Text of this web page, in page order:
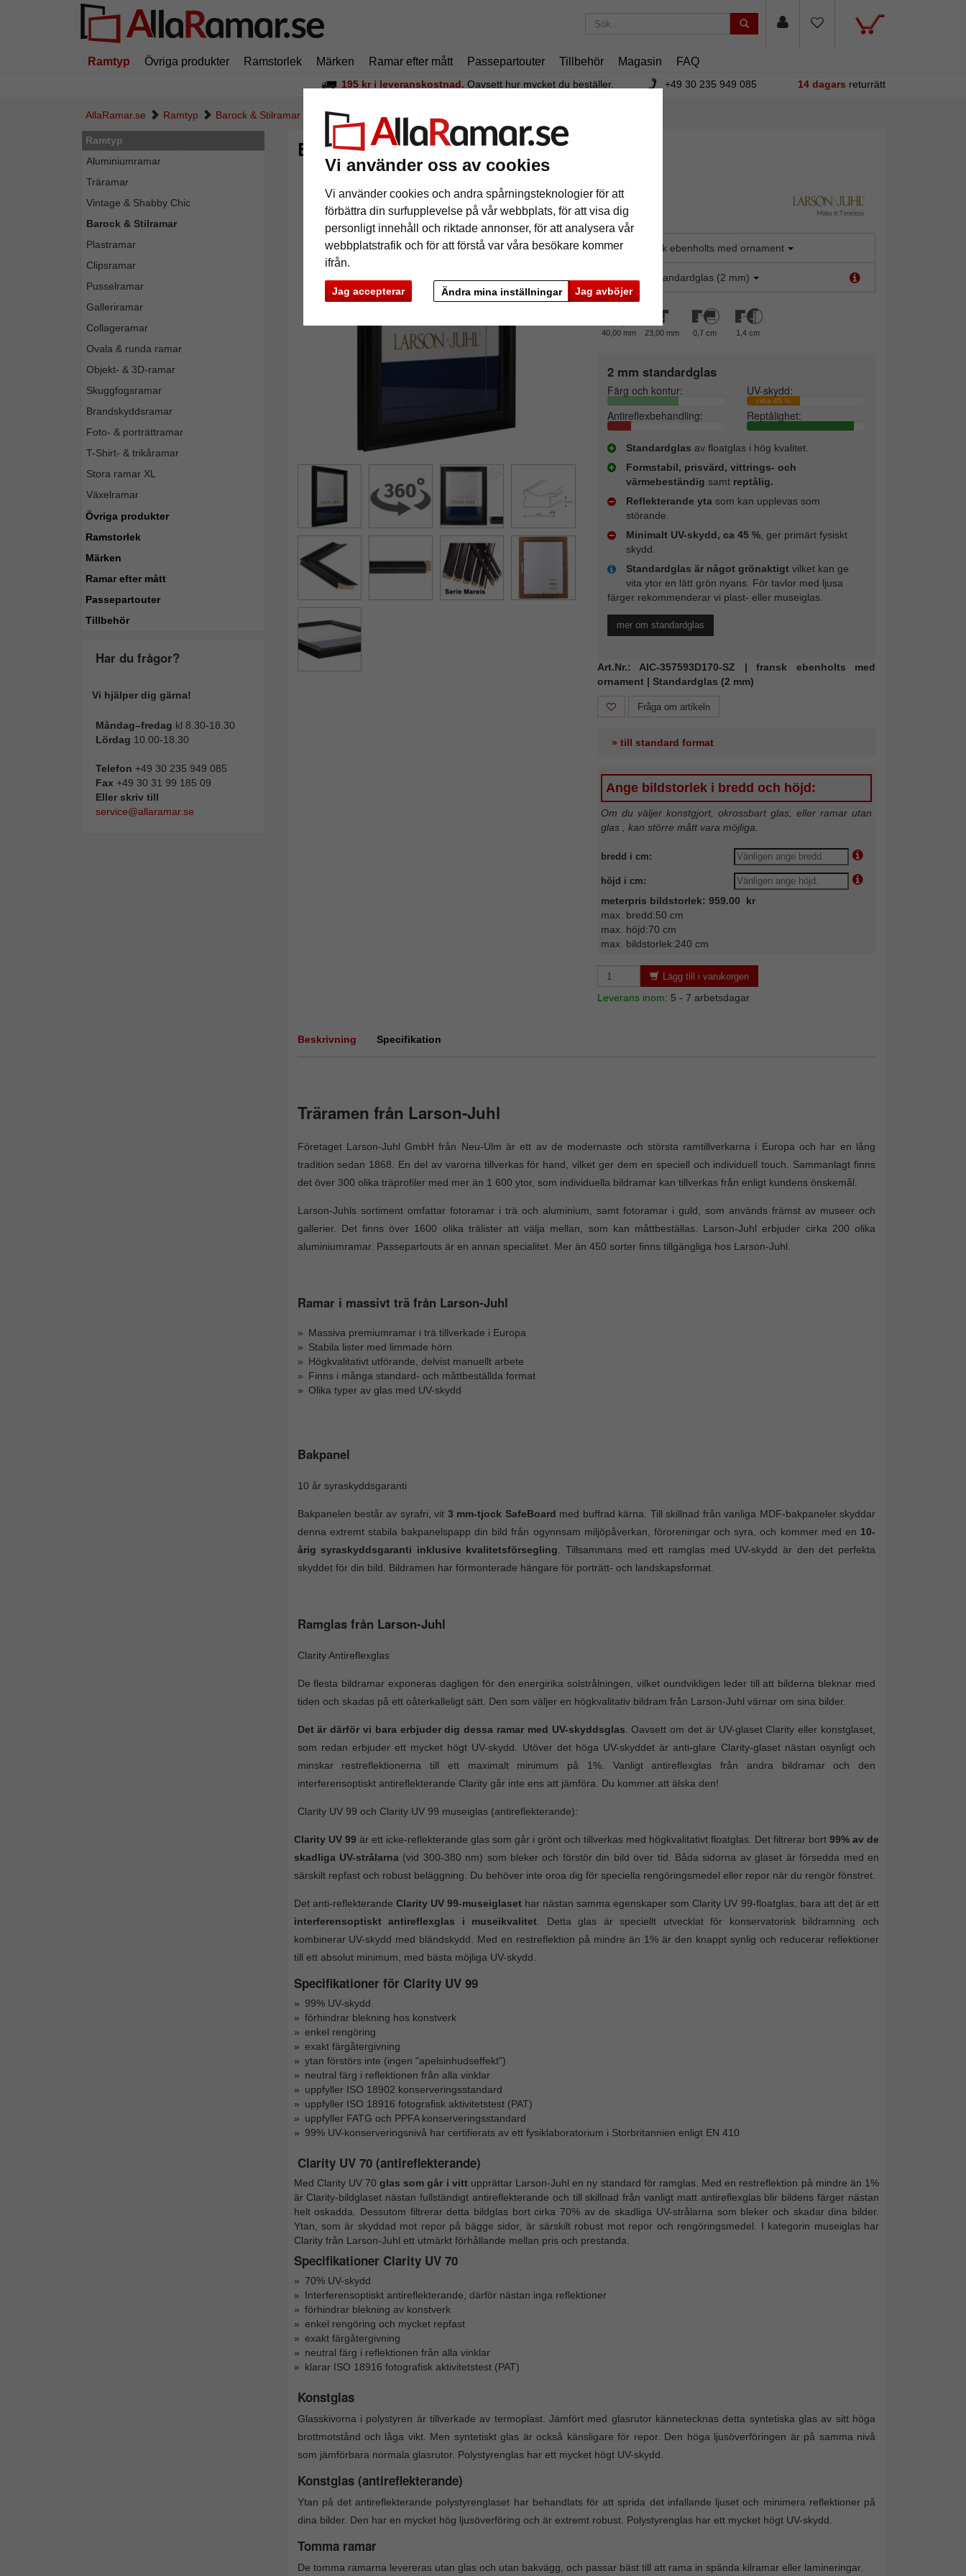
Vi använder oss av cookies
Vi använder cookies och andra spårningsteknologier för att
förbättra din surfupplevelse på vår webbplats, för att visa dig
personligt innehåll och riktade annonser, för att analysera vår
webbplatstrafik och för att förstå var våra besökare kommer
ifrån.
Jag accepterar Jag avböjer
Ändra mina inställningar
Ramtyp Övriga produkter Ramstorlek Märken Ramar efter mått Passepartouter Tillbehör Magasin FAQ
195 kr i leveranskostnad. Oavsett hur mycket du beställer. +49 30 235 949 085 14 dagars returrätt
AllaRamar.se Ramtyp Barock & Stilramar Barockram MAREIS 4 - måttbeställd
Ramtyp
Aluminiumramar
Träramar
Vintage & Shabby Chic
Barock & Stilramar
Plastramar
Clipsramar
Pusselramar
Galleriramar
Collageramar
Ovala & runda ramar
Objekt- & 3D-ramar
Skuggfogsramar
Brandskyddsramar
Foto- & porträttramar
T-Shirt- & trikåramar
Stora ramar XL
Växelramar
Övriga produkter
Ramstorlek
Märken
Ramar efter mått
Passepartouter
Tillbehör
Har du frågor?
Vi hjälper dig gärna!
Måndag–fredag kl 8.30-18.30
Lördag 10.00-18.30
Telefon +49 30 235 949 085
Fax +49 30 31 99 185 09
Eller skriv till
service@allaramar.se
Barockram MAREIS 4 - måttbeställd
färg: fransk ebenholts med ornament
Standardglas (2 mm)
40,00 mm 23,00 mm 0,7 cm 1,4 cm
2 mm standardglas
Färg och kontur: UV-skydd:
cirka 45 %
Antireflexbehandling: Reptålighet:
Standardglas av floatglas i hög kvalitet.
Formstabil, prisvärd, vittrings- och
värmebeständig samt reptålig.
Reflekterande yta som kan upplevas som
störande.
Minimalt UV-skydd, ca 45 %, ger primärt fysiskt
skydd.
Standardglas är något grönaktigtvilket kan ge
vita ytor en lätt grön nyans. För tavlor med ljusa
färger rekommenderar vi plast- eller museiglas.
mer om standardglas
Art.Nr.: AIC-357593D170-SZ | fransk ebenholts med
ornament | Standardglas (2 mm)
Fråga om artikeln
» till standard format
Ange bildstorlek i bredd och höjd:
Om du väljer konstgjort, okrossbart glas, eller ramar utan
glas , kan större mått vara möjliga.
bredd i cm:
höjd i cm:
meterpris bildstorlek: 959.00 kr
max. bredd:50 cm
max. höjd:70 cm
max. bildstorlek:240 cm
Lägg till i varukorgen
Leverans inom: 5 - 7 arbetsdagar
Beskrivning Specifikation
Träramen från Larson-Juhl
Företaget Larson-Juhl GmbH från Neu-Ulm är ett av de modernaste och största ramtillverkarna i Europa och har en lång
tradition sedan 1868. En del av varorna tillverkas för hand, vilket ger dem en speciell och individuell touch. Sammanlagt finns
det över 300 olika träprofiler med mer än 1 600 ytor, som individuella bildramar kan tillverkas från enligt kundens önskemål.
Larson-Juhls sortiment omfattar fotoramar i trä och aluminium, samt fotoramar i guld, som används främst av museer och
gallerier. Det finns över 1600 olika trälister att välja mellan, som kan måttbeställas. Larson-Juhl erbjuder cirka 200 olika
aluminiumramar. Passepartouts är en annan specialitet. Mer än 450 sorter finns tillgängliga hos Larson-Juhl.
Ramar i massivt trä från Larson-Juhl
Massiva premiumramar i trä tillverkade i Europa
Stabila lister med limmade hörn
Högkvalitativt utförande, delvist manuellt arbete
Finns i många standard- och måttbeställda format
Olika typer av glas med UV-skydd
Bakpanel
10 år syraskyddsgaranti
Bakpanelen består av syrafri, vit 3 mm-tjock SafeBoard med buffrad kärna. Till skillnad från vanliga MDF-bakpaneler skyddar
denna extremt stabila bakpanelspapp din bild från ogynnsam miljöpåverkan, föroreningar och syra, och kommer med en 10-
årig syraskyddsgaranti inklusive kvalitetsförsegling . Tillsammans med ett ramglas med UV-skydd är den det perfekta
skyddet för din bild. Bildramen har förmonterade hängare för porträtt- och landskapsformat.
Ramglas från Larson-Juhl
Clarity Antireflexglas
De flesta bildramar exponeras dagligen för den energirika solstrålningen, vilket oundvikligen leder till att bilderna bleknar med
tiden och skadas på ett oåterkalleligt sätt. Den som väljer en högkvalitativ bildram från Larson-Juhl värnar om sina bilder.
Det är därför vi bara erbjuder dig dessa ramar med UV-skyddsglas . Oavsett om det är UV-glaset Clarity eller konstglaset,
som redan erbjuder ett mycket högt UV-skydd. Utöver det höga UV-skyddet är anti-glare Clarity-glaset nästan osynligt och
minskar restreflektionerna till ett maximalt minimum på 1%. Vanligt antireflexglas från andra bildramar och den
interferensoptiskt antireflekterande Clarity går inte ens att jämföra. Du kommer att älska den!
Clarity UV 99 och Clarity UV 99 museiglas (antireflekterande):
Clarity UV 99 är ett icke-reflekterande glas som går i grönt och tillverkas med högkvalitativt floatglas. Det filtrerar bort 99% av de
skadliga UV-strålarna (vid 300-380 nm) som bleker och förstör din bild över tid. Båda sidorna av glaset är försedda med en
särskilt repfast och robust beläggning. Du behöver inte oroa dig för speciella rengöringsmedel eller repor när du rengör fönstret.
Det anti-reflekterande Clarity UV 99-museiglasethar nästan samma egenskaper som Clarity UV 99-floatglas, bara att det är ett
interferensoptiskt antireflexglas i museikvalitet . Detta glas är speciellt utvecklat för konservatorisk bildramning och
kombinerar UV-skydd med bländskydd. Med en restreflektion på mindre än 1% är den knappt synlig och reducerar reflektioner
till ett absolut minimum, med bästa möjliga UV-skydd.
Specifikationer för Clarity UV 99
99% UV-skydd
förhindrar blekning hos konstverk
enkel rengöring
exakt färgåtergivning
ytan förstörs inte (ingen "apelsinhudseffekt")
neutral färg i reflektionen från alla vinklar
uppfyller ISO 18902 konserveringsstandard
uppfyller ISO 18916 fotografisk aktivitetstest (PAT)
uppfyller FATG och PPFA konserveringsstandard
99% UV-konserveringsnivå har certifierats av ett fysiklaboratorium i Storbritannien enligt EN 410
Clarity UV 70 (antireflekterande)
Med Clarity UV 70glas som går i vittupprättar Larson-Juhl en ny standard för ramglas. Med en restreflektion på mindre än 1%
är Clarity-bildglaset nästan fullständigt antireflekterande och till skillnad från vanligt matt antireflexglas blir bildens färger nästan
helt oskadda. Dessutom filtrerar detta bildglas bort cirka 70% av de skadliga UV-strålarna som bleker och skadar dina bilder.
Ytan, som är skyddad mot repor på bägge sidor, är särskilt robust mot repor och rengöringsmedel. I kategorin museiglas har
Clarity från Larson-Juhl ett utmärkt förhållande mellan pris och prestanda.
Specifikationer Clarity UV 70
70% UV-skydd
Interferensoptiskt antireflekterande, därför nästan inga reflektioner
förhindrar blekning av konstverk
enkel rengöring och mycket repfast
exakt färgåtergivning
neutral färg i reflektionen från alla vinklar
klarar ISO 18916 fotografisk aktivitetstest (PAT)
Konstglas
Glasskivorna i polystyren är tillverkade av termoplast. Jämfört med glasrutor kännetecknas detta syntetiska glas av sitt höga
brottmotstånd och låga vikt. Men syntetiskt glas är också känsligare för repor. Den höga ljusöverföringen är på samma nivå
som jämförbara normala glasrutor. Polystyrenglas har ett mycket högt UV-skydd.
Konstglas (antireflekterande)
Ytan på det antireflekterande polystyrenglaset har behandlats för att sprida det infallande ljuset och minimera reflektioner på
dina bilder. Den har en mycket hög ljusöverföring och är extremt robust. Polystyrenglas har ett mycket högt UV-skydd.
Tomma ramar
De tomma ramarna levereras utan glas och utan bakvägg, och passar bäst till att rama in spända kilramar eller lamineringar.